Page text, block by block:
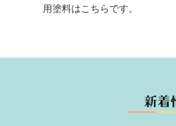
用塗料はこちらです。